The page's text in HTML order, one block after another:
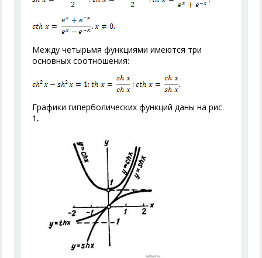
Между четырьмя функциями имеются три
основных соотношения:
Графики гиперболических функций даны на рис.
1.